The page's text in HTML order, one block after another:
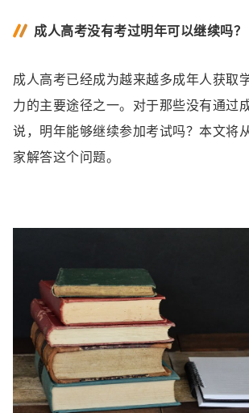
成人高考没有考过明年可以继续吗？
成人高考已经成为越来越多成年人获取
力的主要途径之一。对于那些没有通过
说，明年能够继续参加考试吗？本文将
家解答这个问题。